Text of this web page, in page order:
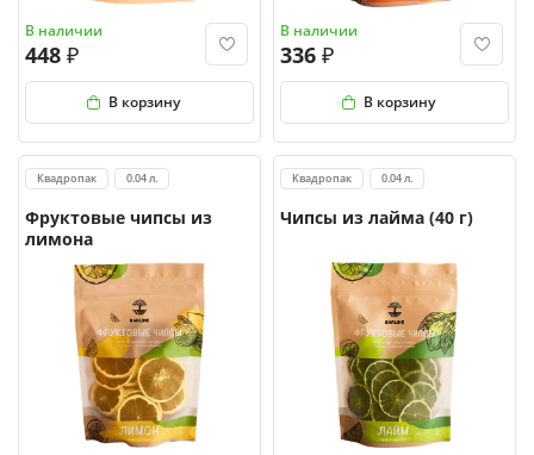
В наличии
448
В корзину
В наличии
336
В корзину
Квадропак 0.04 л.
Фруктовые чипсы из
лимона
Квадропак 0.04 л.
Чипсы из лайма (40 г)